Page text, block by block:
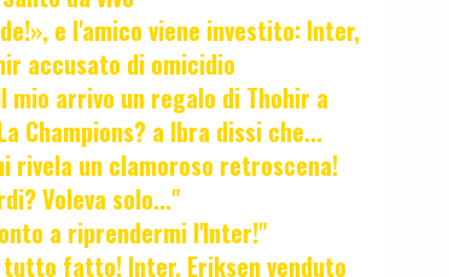
e l'amico viene investito: Inter,
accusato di omicidio
arrivo un regalo di Thohir a
Champions? a Ibra dissi che...
rivela un clamoroso retroscena!
Voleva solo..."
a riprendermi l'Inter!"
fatto! Inter, Eriksen venduto